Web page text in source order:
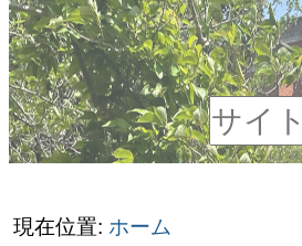
コ
ン
テ
ン
ツ
Navigation
パ
ー
ソ
ナ
ル
サイトを検索
詳
細
現在位置: ホーム